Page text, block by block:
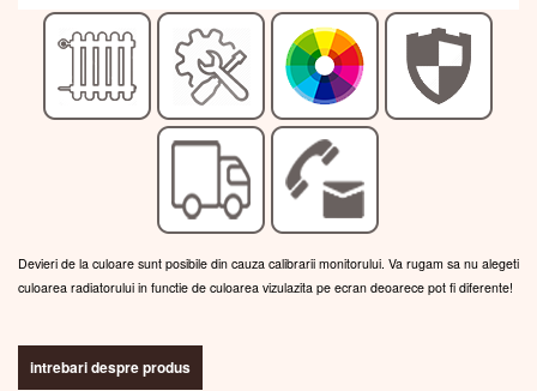
Devieri de la culoare sunt posibile din cauza calibrarii monitorului. Va rugam sa nu alegeti
culoarea radiatorului in functie de culoarea vizulazita pe ecran deoarece pot fi diferente!
intrebari despre produs